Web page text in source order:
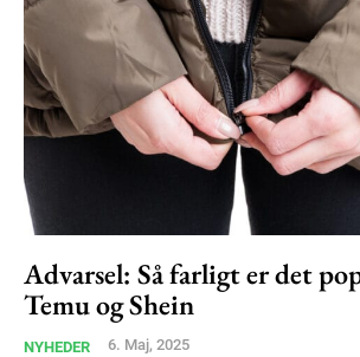
Gratis / forever
Etiam est nibh, lobortis sit
Praesent euismod ac
Ut mollis pellentesque tortor
Nullam eu erat condimentum
Donec quis est ac felis
Orci varius natoque dolor
Advarsel: Så farligt er det
Temu og Shein
NYHEDER 6. Maj, 2025